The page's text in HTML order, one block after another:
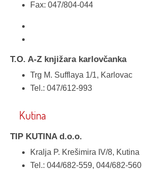
Fax: 047/804-044
T.O. A-Z knjižara karlovčanka
Trg M. Sufflaya 1/1, Karlovac
Tel.: 047/612-993
Kutina
TIP KUTINA d.o.o.
Kralja P. Krešimira IV/8, Kutina
Tel.: 044/682-559, 044/682-560